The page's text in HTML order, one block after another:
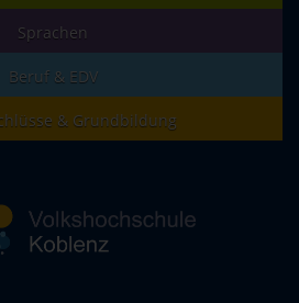
Sprachen
Beruf & EDV
& Grundbildung